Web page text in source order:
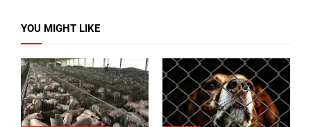
YOU MIGHT LIKE